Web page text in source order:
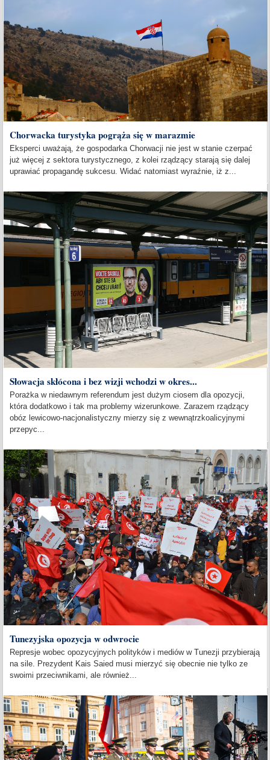
Chorwacka turystyka pogrąża się w marazmie
Eksperci uważają, że gospodarka Chorwacji nie jest w stanie czerpać
już więcej z sektora turystycznego, z kolei rządzący starają się dalej
uprawiać propagandę sukcesu. Widać natomiast wyraźnie, iż z...
Słowacja skłócona i bez wizji wchodzi w okres...
Porażka w niedawnym referendum jest dużym ciosem dla opozycji,
która dodatkowo i tak ma problemy wizerunkowe. Zarazem rządzący
obóz lewicowo-nacjonalistyczny mierzy się z wewnątrzkoalicyjnymi
przepyc...
Tunezyjska opozycja w odwrocie
Represje wobec opozycyjnych polityków i mediów w Tunezji przybierają
na sile. Prezydent Kais Saied musi mierzyć się obecnie nie tylko ze
swoimi przeciwnikami, ale również...